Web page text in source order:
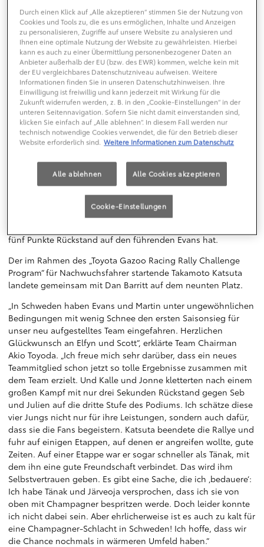
Rovanperä, der bereits bei seinem Debüt in der Königsklasse
des Rallyesports rund um Monte Carlo beeindruckte, zeigte in
Schweden einmal mehr sein Können: Nachdem er freitags
zwischenzeitlich sogar auf dem zweiten Platz lag, lieferte er
sich am Samstag ein spannendes Duell mit dem
Teamkollegen Sébastien Ogier um Position drei. In den
Finaltag ging Ogier mit einer halben Sekunde Vorsprung.
Doch unter den schwierigen Bedingungen der 21,19 Kilometer
langen Power Stage war Rovanperä 3,7 Sekunden schneller
als alle anderen. Er holte damit nicht nur seinen ersten WRC-
Bonuspunkte. In der Gesamtwertung kletterte er damit auf
Platz drei. Damit ist der Rookie der jüngste Podiumssetter
aller Zeiten, über zwei Jahre jünger als der bisherige
Rekordhalter. Ogier sicherte mit der drittschnellsten Zeit auf
der Power Stage den vierten Platz in der Gesamtwertung und
fünf Punkte Rückstand auf den führenden Evans hat.
Der im Rahmen des „Toyota Gazoo Racing Rally Challenge
Program“ für Nachwuchsfahrer startende Takamoto Katsuta
landete gemeinsam mit Dan Barritt auf dem neunten Platz.
„In Schweden haben Evans und Martin unter ungewöhnlichen
Bedingungen mit wenig Schnee den ersten Saisonsieg für
unser neu aufgestelltes Team eingefahren. Herzlichen
Glückwunsch an Elfyn und Scott“, erklärte Team Chairman
Akio Toyoda. „Ich freue mich sehr darüber, dass ein neues
Teammitglied schon jetzt so tolle Ergebnisse zusammen mit
dem Team erzielt. Und Kalle und Jonne kletterten nach einem
großen Kampf mit nur drei Sekunden Rückstand gegen Seb
und Julien auf die dritte Stufe des Podiums. Ich schätze diese
vier Jungs nicht nur für ihre Leistungen, sondern auch dafür,
dass sie die Fans begeistern. Katsuta beendete die Rallye und
fuhr auf einigen Etappen, auf denen er angreifen wollte, gute
Zeiten. Auf einer Etappe war er sogar schneller als Tänak, mit
dem ihn eine gute Freundschaft verbindet. Das wird ihm
Selbstvertrauen geben. Es gibt eine Sache, die ich ‚bedauere‘:
Ich habe Tänak und Järveoja versprochen, dass ich sie von
oben mit Champagner bespritzen werde. Doch leider konnte
ich nicht dabei sein. Aber ehrlicherweise ist es auch zu kalt für
eine Champagner-Schlacht in Schweden! Ich hoffe, dass wir
die Chance nochmals in wärmeren Umfeld haben.“
Durch einen Klick auf „Alle akzeptieren“ stimmen Sie der Nutzung von
Cookies und Tools zu, die es uns ermöglichen, Inhalte und Anzeigen
zu personalisieren, Zugriffe auf unsere Website zu analysieren und
Ihnen eine optimale Nutzung der Website zu gewährleisten. Hierbei
kann es auch zu einer Übermittlung personenbezogener Daten an
Anbieter außerhalb der EU (bzw. des EWR) kommen, welche kein mit
der EU vergleichbares Datenschutzniveau aufweisen. Weitere
Informationen finden Sie in unseren Datenschutzhinweisen. Ihre
Einwilligung ist freiwillig und kann jederzeit mit Wirkung für die
Zukunft widerrufen werden, z. B. in den „Cookie-Einstellungen“ in der
unteren Seitennavigation. Sofern Sie nicht damit einverstanden sind,
klicken Sie einfach auf „Alle ablehnen“. In diesem Fall werden nur
technisch notwendige Cookies verwendet, die für den Betrieb dieser
Website erforderlich sind. Weitere Informationen zum Datenschutz
Alle ablehnen Alle Cookies akzeptieren
Cookie-Einstellungen